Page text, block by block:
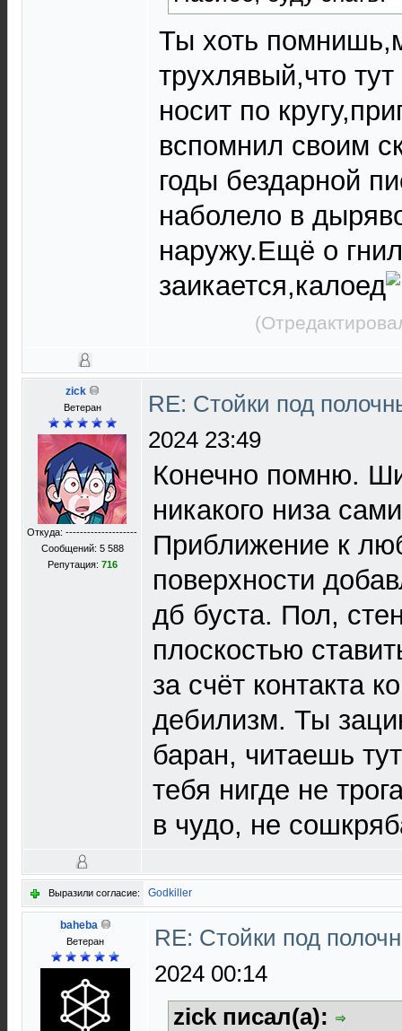
Ты хоть
трухлявый,что
носит по
вспомнил своим
годы бездарной
наболело в
наружу.Ещё о
заикается,калоед
zick
Ветеран
Откуда: --------------------
Сообщений: 5 588
Репутация: 716
RE: Стойки под
2024 23:49
Конечно помню.
никакого низа
Приближение к
поверхности
дб буста. Пол,
плоскостью
за счёт контакта
дебилизм. Ты
баран, читаешь
тебя нигде не
в чудо, не
Выразили согласие: Godkiller
baheba
Ветеран
RE: Стойки под
2024 00:14
zick писал(а):